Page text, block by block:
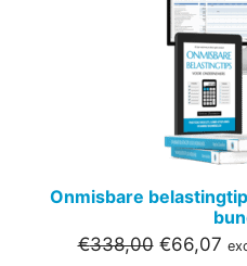
Onmisbare
€338,00 €66,07